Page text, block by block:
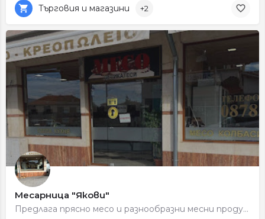
Търговия и магазини +2
Месарница "Якови"
Предлага прясно месо и разнообразни месни продукти за всяко домакинство.